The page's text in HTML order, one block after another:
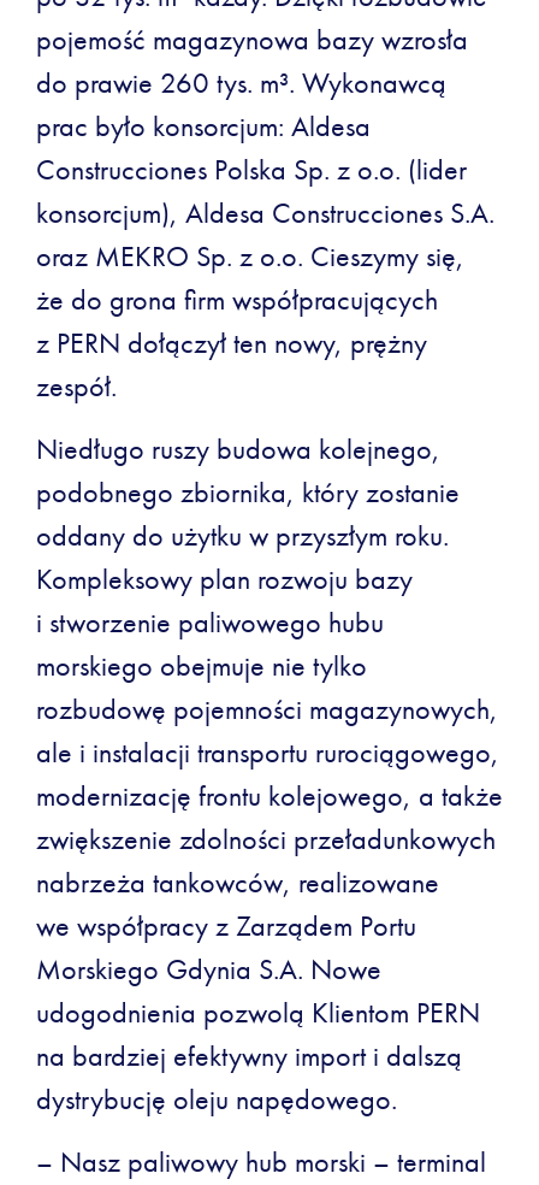
pojemość magazynowa bazy wzrosła
do prawie 260 tys. m³. Wykonawcą
prac było konsorcjum: Aldesa
Construcciones Polska Sp. z o.o. (lider
konsorcjum), Aldesa Construcciones S.A.
oraz MEKRO Sp. z o.o. Cieszymy się,
że do grona firm współpracujących
z PERN dołączył ten nowy, prężny
zespół.
Niedługo ruszy budowa kolejnego,
podobnego zbiornika, który zostanie
oddany do użytku w przyszłym roku.
Kompleksowy plan rozwoju bazy
i stworzenie paliwowego hubu
morskiego obejmuje nie tylko
rozbudowę pojemności magazynowych,
ale i instalacji transportu rurociągowego,
modernizację frontu kolejowego, a także
zwiększenie zdolności przeładunkowych
nabrzeża tankowców, realizowane
we współpracy z Zarządem Portu
Morskiego Gdynia S.A. Nowe
udogodnienia pozwolą Klientom PERN
na bardziej efektywny import i dalszą
dystrybucję oleju napędowego.
– Nasz paliwowy hub morski – terminal